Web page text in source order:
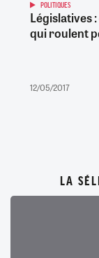
POLITIQUES
Législatives
qui roulent
12/05/2017
LA